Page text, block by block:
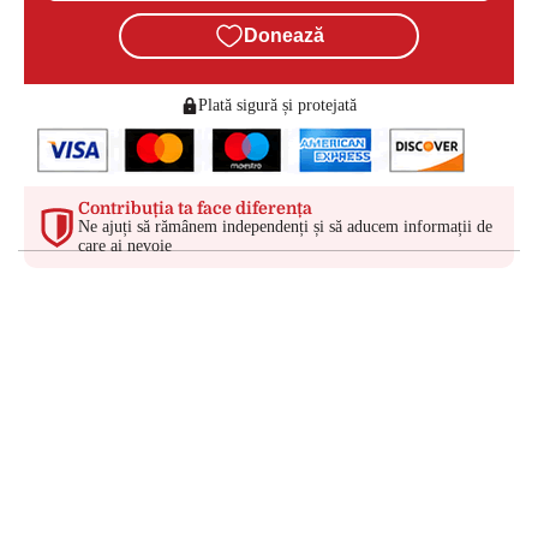
Donează
Plată sigură și protejată
Contribuția ta face diferența
Ne ajuți să rămânem independenți și să aducem informații de
care ai nevoie